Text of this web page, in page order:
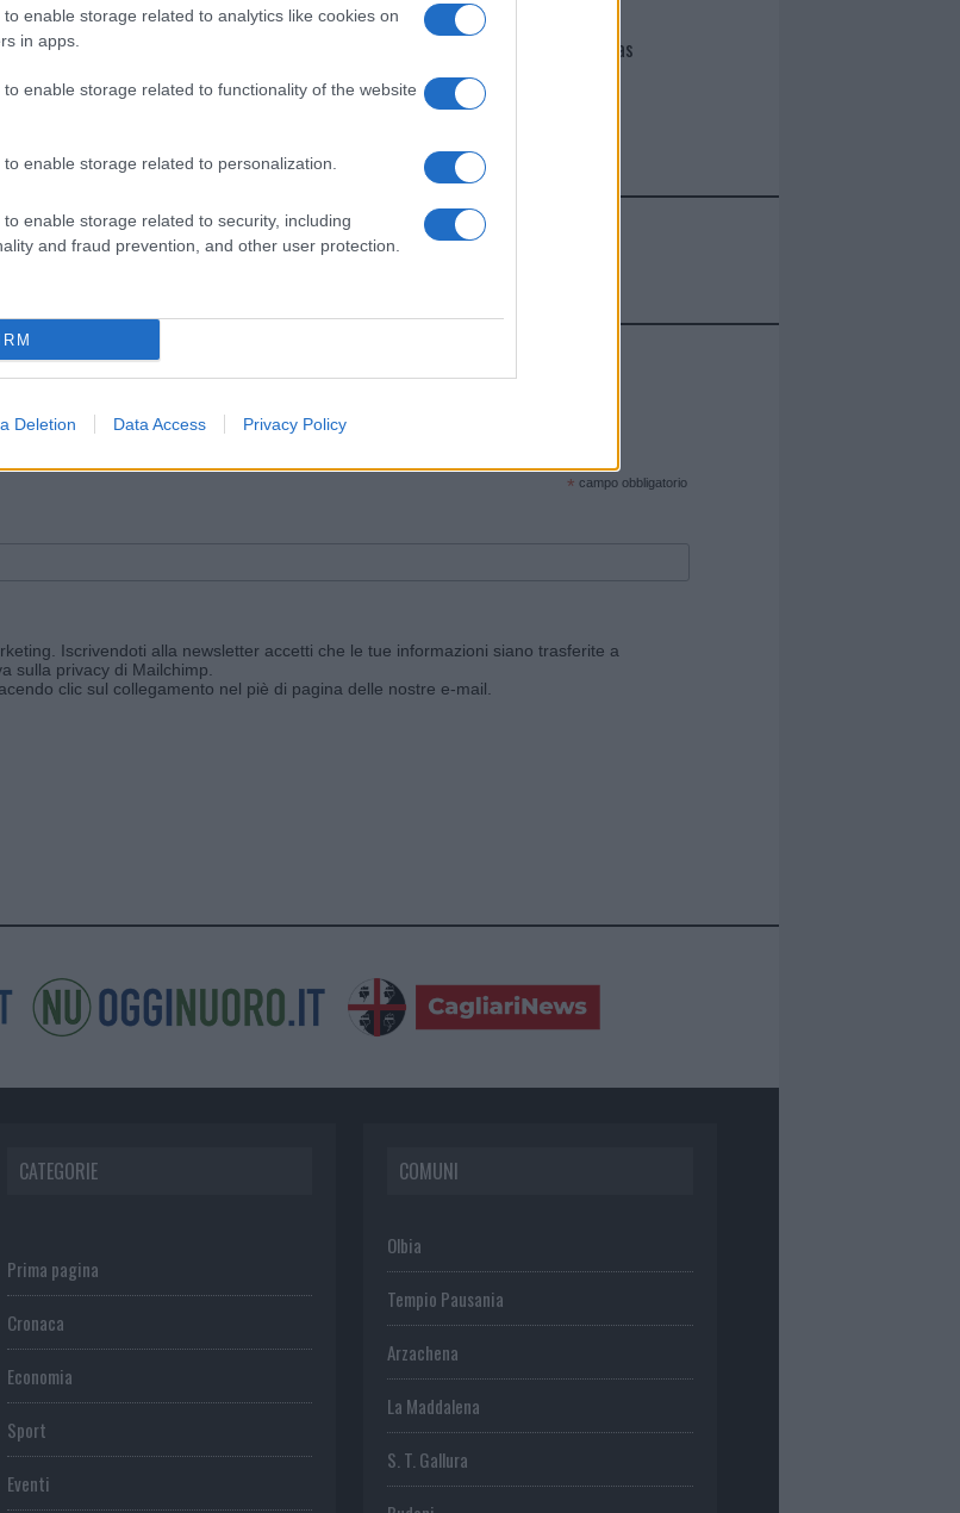
enable storage related to analytics like cookies on
in apps.
enable storage related to functionality of the website
enable storage related to personalization.
enable storage related to security, including
and fraud prevention, and other user protection.
Deletion Data Access Privacy Policy
Giovannimaria Cabras
Comunicato Stampa|Pubblicità|Segnala
email periodiche contenenti le ultime notizie pubblicate sul sito web!
* campo obbligatorio
Iscrivendoti alla newsletter accetti che le tue informazioni siano trasferite a
sulla privacy di Mailchimp
clic sul collegamento nel piè di pagina delle nostre e-mail.
CATEGORIE
Prima pagina
Cronaca
Economia
Sport
Eventi
COMUNI
Olbia
Tempio Pausania
Arzachena
La Maddalena
S. T. Gallura